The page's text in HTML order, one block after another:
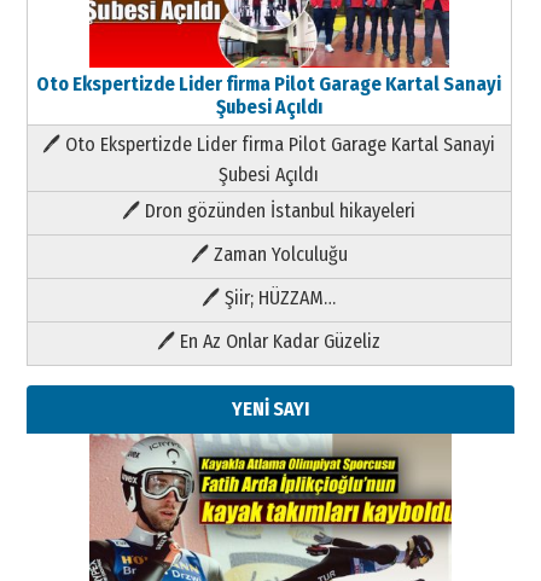
Oto Ekspertizde Lider firma Pilot Garage Kartal Sanayi
Şubesi Açıldı
🖊 Oto Ekspertizde Lider firma Pilot Garage Kartal Sanayi
Şubesi Açıldı
🖊 Dron gözünden İstanbul hikayeleri
🖊 Zaman Yolculuğu
🖊 Şiir; HÜZZAM…
🖊 En Az Onlar Kadar Güzeliz
YENİ SAYI
Kenan GÜLERCİ
Metin Külünk: Aileyi Korumak
Geleceği Korumaktır